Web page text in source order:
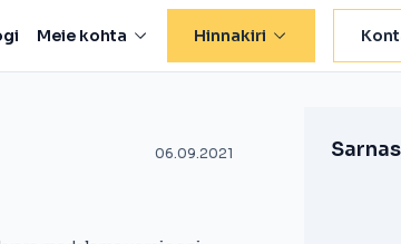
Meie kohta Hinnakiri
06.09.2021